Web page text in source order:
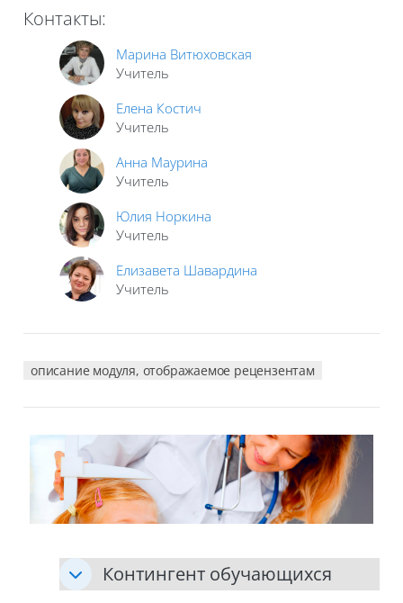
Контакты:
Марина Витюховская
Учитель
Елена Костич
Учитель
Анна Маурина
Учитель
Юлия Норкина
Учитель
Елизавета Шавардина
Учитель
описание модуля, отображаемое рецензентам
Контингент обучающихся